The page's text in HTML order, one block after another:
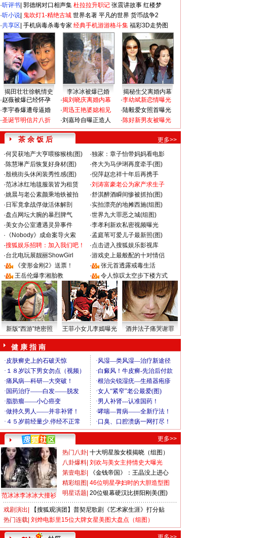
·听评书 郭德纲对口相声集 杜拉拉升职记 张震讲故事 红楼梦
·听小说 鬼吹灯1-精绝古城 世界名著 平凡的世界 货币战争2
·共享区 手机病毒杀毒专家 经典手机游游格斗集 福彩3D走势图
揭田壮壮徐帆情史 李冰冰被爆已婚
揭秘生父离婚内幕
·赵薇被爆已经怀孕
·李宇春爆遭母逼婚
·圣诞节明信片八折
·揭刘晓庆离婚内幕
·周迅王艳婆媳相见
·刘嘉玲自曝正造人
·李幼斌新恋情曝光
·陆毅爱女照首曝光
·陈好新男友被曝光
茶 余 饭 后
更多>>
·何炅获地产大亨喂猕猴桃(图) ·独家：章子怡带妈妈看电影
·陈慧琳产后恢复好身材(图) ·佟大为马伊琍再度牵手(图)
·殷桃街头休闲装秀性感(图) ·倪萍赵忠祥十年后再携手
·范冰冰红地毯服装皆为租赁 ·刘涛富豪老公为家产求生子
·姚晨与老公素颜乘地铁被拍 ·舒淇醉酒瞬间惨被抓拍(图)
· 日军竟拿战俘做活体解剖 ·实拍漂亮的地摊西施(组图)
·盘点网坛大腕的暴烈脾气 ·世界九大罪恶之城(组图)
·美女办公室遭遇灵异事件 ·李孝利新欢私密视频曝光
· 《Nobody》成命案导火索 ·孟庭苇可爱儿子最新照(图)
·搜狐娱乐招聘：加入我们吧！ ·点击进入搜狐娱乐影视库
·台北电玩展靓丽ShowGirl ·游戏史上最般配的十对情侣
·
《变形金刚2》送票！ ·
张元首透露戒毒生活
·
王岳伦爆李湘胎教 · 令人惊叹太空步下楼方式
新版“西游”绝密照 王菲小女儿李嫣曝光 酒井法子痛哭谢罪
健 康 指 南
更多>>
范冰冰李冰冰大撞衫
热门八卦 十大明星脸女模揭晓（组图）
八卦爆料 刘欢与美女主持情史大曝光
第壹电影
《金钱帝国》：王晶没上进心
精彩组图 46位明星孕妇时的大胆造型图
明星话题 20位银幕硬汉比拼阳刚美(图)
戏剧演出
【搜狐观演团】普契尼歌剧《艺术家生涯》打分贴
热门连载 刘烨电影里15位大牌女星美图大盘点（组图）